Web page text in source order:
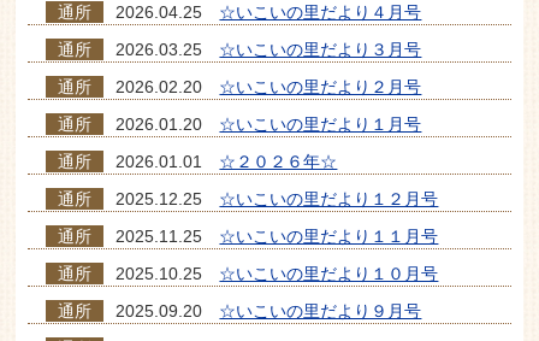
通所
2026.04.25 ☆いこいの里だより４月号
通所
2026.03.25 ☆いこいの里だより３月号
通所
2026.02.20 ☆いこいの里だより２月号
通所
2026.01.20 ☆いこいの里だより１月号
通所
2026.01.01 ☆２０２６年☆
通所
2025.12.25 ☆いこいの里だより１２月号
通所
2025.11.25 ☆いこいの里だより１１月号
通所
2025.10.25 ☆いこいの里だより１０月号
通所
2025.09.20 ☆いこいの里だより９月号